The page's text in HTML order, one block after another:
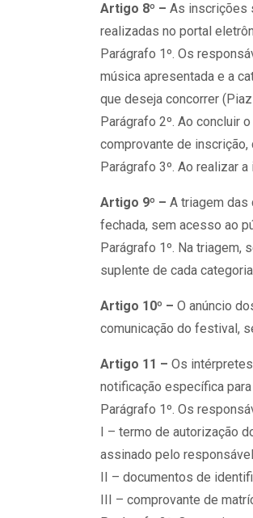
Artigo 8º – As inscrições
realizadas no portal
Parágrafo 1º. Os
música apresentada e a
que deseja concorrer
Parágrafo 2º. Ao concluir
comprovante de
Parágrafo 3º. Ao realizar
Artigo 9º – A triagem das
fechada, sem acesso ao
Parágrafo 1º. Na triagem,
suplente de cada
Artigo 10º – O anúncio
comunicação do festival,
Artigo 11 – Os
notificação específica
Parágrafo 1º. Os
I – termo de autorização
assinado pelo
II – documentos de
III – comprovante de